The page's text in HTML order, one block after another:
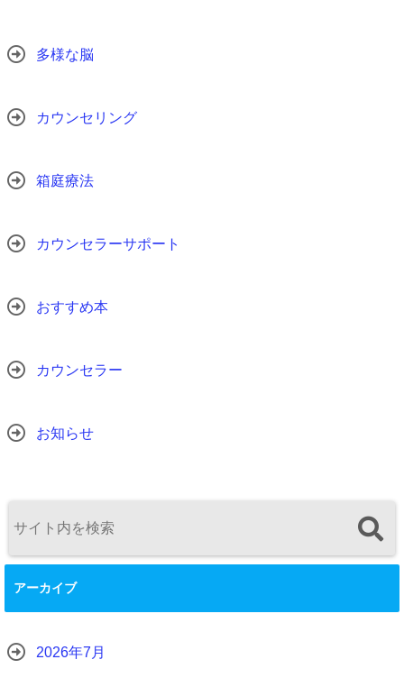
多様な脳
カウンセリング
箱庭療法
カウンセラーサポート
おすすめ本
カウンセラー
お知らせ
アーカイブ
2026年7月